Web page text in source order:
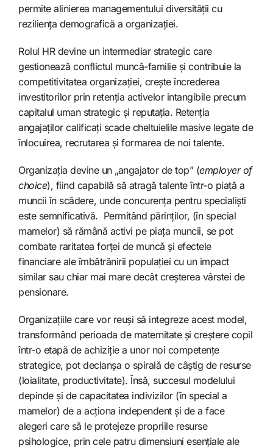
permite alinierea managementului diversității cu
reziliența demografică a organizației.
Rolul HR devine un intermediar strategic care
gestionează conflictul muncă-familie și contribuie la
competitivitatea organizației, crește încrederea
investitorilor prin retenția activelor intangibile precum
capitalul uman strategic și reputația. Retenția
angajaților calificați scade cheltuielile masive legate de
înlocuirea, recrutarea și formarea de noi talente.
Organizația devine un „angajator de top” (employer of
choice), fiind capabilă să atragă talente într-o piață a
muncii în scădere, unde concurența pentru specialiști
este semnificativă. Permitând părinților, (în special
mamelor) să rămână activi pe piața muncii, se pot
combate raritatea forței de muncă și efectele
financiare ale îmbătrânirii populației cu un impact
similar sau chiar mai mare decât creșterea vârstei de
pensionare.
Organizațiile care vor reuși să integreze acest model,
transformând perioada de maternitate și creștere copil
într-o etapă de achiziție a unor noi competențe
strategice, pot declanșa o spirală de câștig de resurse
(loialitate, productivitate). Însă, succesul modelului
depinde și de capacitatea indivizilor (în special a
mamelor) de a acționa independent și de a face
alegeri care să le protejeze propriile resurse
psihologice, prin cele patru dimensiuni esențiale ale